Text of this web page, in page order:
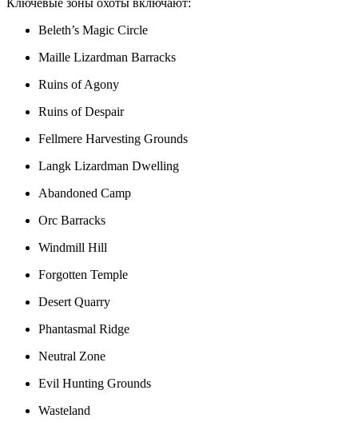
Ключевые зоны охоты включают:
Beleth’s Magic Circle
Maille Lizardman Barracks
Ruins of Agony
Ruins of Despair
Fellmere Harvesting Grounds
Langk Lizardman Dwelling
Abandoned Camp
Orc Barracks
Windmill Hill
Forgotten Temple
Desert Quarry
Phantasmal Ridge
Neutral Zone
Evil Hunting Grounds
Wasteland